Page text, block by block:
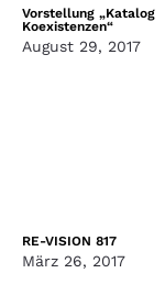
Vorstellung „Katalog
Koexistenzen“
August 29, 2017
RE-VISION 817
März 26, 2017